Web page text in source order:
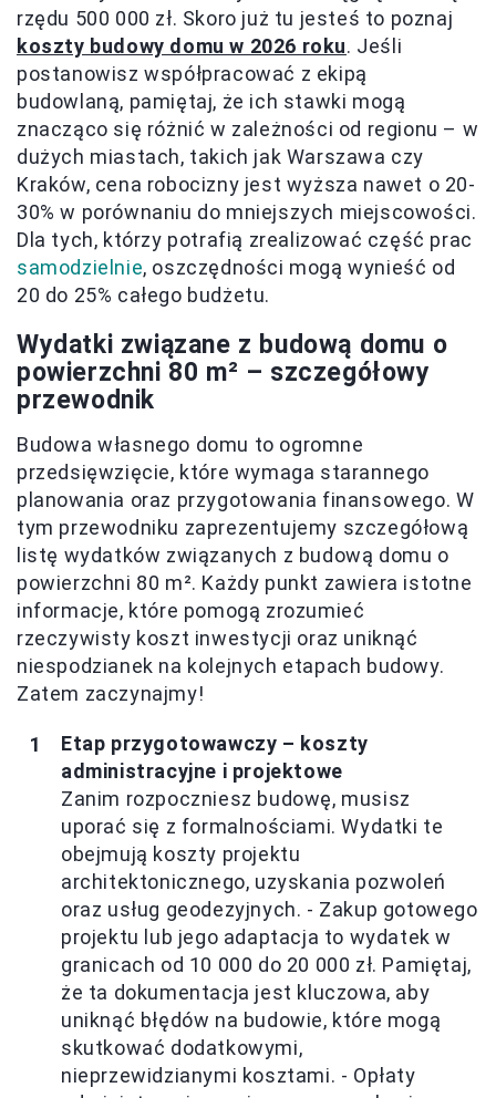
rzędu 500 000 zł. Skoro już tu jesteś to poznaj
koszty budowy domu w 2026 roku. Jeśli
postanowisz współpracować z ekipą
budowlaną, pamiętaj, że ich stawki mogą
znacząco się różnić w zależności od regionu – w
dużych miastach, takich jak Warszawa czy
Kraków, cena robocizny jest wyższa nawet o 20-
30% w porównaniu do mniejszych miejscowości.
Dla tych, którzy potrafią zrealizować część prac
samodzielnie, oszczędności mogą wynieść od
20 do 25% całego budżetu.
Wydatki związane z budową domu o
powierzchni 80 m² – szczegółowy
przewodnik
Budowa własnego domu to ogromne
przedsięwzięcie, które wymaga starannego
planowania oraz przygotowania finansowego. W
tym przewodniku zaprezentujemy szczegółową
listę wydatków związanych z budową domu o
powierzchni 80 m². Każdy punkt zawiera istotne
informacje, które pomogą zrozumieć
rzeczywisty koszt inwestycji oraz uniknąć
niespodzianek na kolejnych etapach budowy.
Zatem zaczynajmy!
Etap przygotowawczy – koszty
administracyjne i projektowe
Zanim rozpoczniesz budowę, musisz
uporać się z formalnościami. Wydatki te
obejmują koszty projektu
architektonicznego, uzyskania pozwoleń
oraz usług geodezyjnych. - Zakup gotowego
projektu lub jego adaptacja to wydatek w
granicach od 10 000 do 20 000 zł. Pamiętaj,
że ta dokumentacja jest kluczowa, aby
uniknąć błędów na budowie, które mogą
skutkować dodatkowymi,
nieprzewidzianymi kosztami. - Opłaty